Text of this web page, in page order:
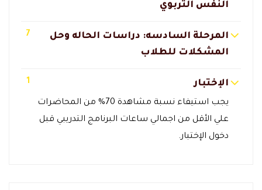
النفس التربوي
المرحلة السادسه: دراسات الحاله وحل
المشكلات للطلاب
7
الإختبار
يجب استيفاء نسبة مشاهدة 70% من المحاضرات
علي الأقل من اجمالي ساعات البرنامج التدريبي قبل
دخول الإختبار.
1